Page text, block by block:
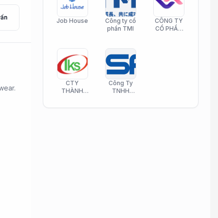
Job House
Công ty cổ
phần TMI
CÔNG TY
CỔ PHẦN
CTY
THÀNH
PHAMATECH
Công Ty
TNHH
Phần Mềm